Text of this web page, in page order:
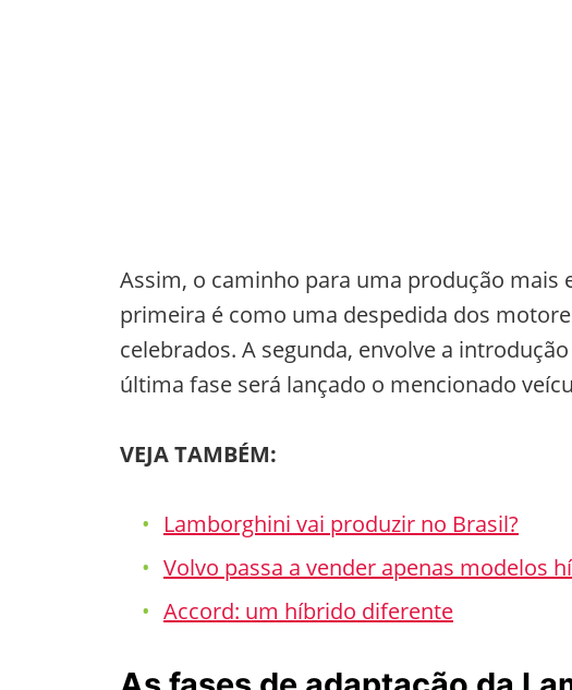
Assim, o caminho para uma produção mais
primeira é como uma despedida dos
celebrados. A segunda, envolve a
última fase será lançado o mencionado
VEJA TAMBÉM:
Lamborghini vai produzir no Brasil?
Volvo passa a vender apenas modelos
Accord: um híbrido diferente